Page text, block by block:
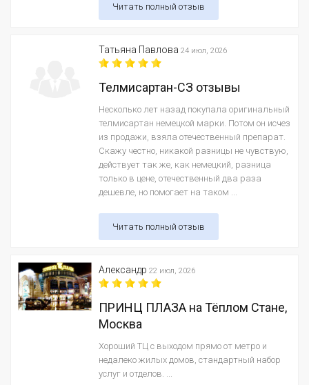
Читать полный отзыв
Татьяна Павлова 24 июл, 2026
Телмисартан-СЗ отзывы
Несколько лет назад покупала оригинальный
телмисартан немецкой марки. Потом он исчез
из продажи, взяла отечественный препарат.
Скажу честно, никакой разницы не чувствую,
действует так же, как немецкий, разница
только в цене, отечественный два раза
дешевле, но помогает на таком ...
Читать полный отзыв
Александр 22 июл, 2026
ПРИНЦ ПЛАЗА на Тёплом Стане,
Москва
Хороший ТЦ с выходом прямо от метро и
недалеко жилых домов, стандартный набор
услуг и отделов. ...